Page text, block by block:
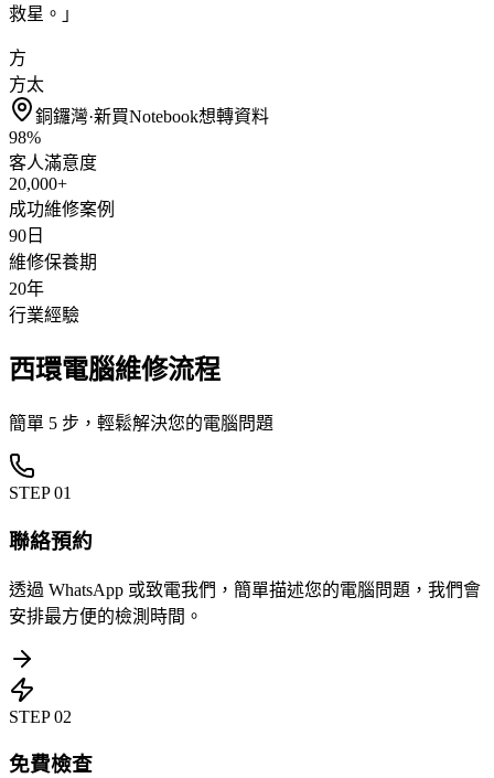
救星。 」
方
方太
銅鑼灣·新買Notebook想轉資料
98%
客人滿意度
20,000+
成功維修案例
90日
維修保養期
20年
行業經驗
西環電腦維修流程
簡單 5 步，輕鬆解決您的電腦問題
STEP01
聯絡預約
透過 WhatsApp 或致電我們，簡單描述您的電腦問題，我們會
安排最方便的檢測時間。
STEP02
免費檢查